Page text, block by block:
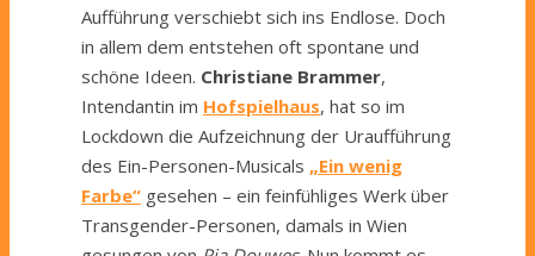
Aufführung verschiebt sich ins Endlose. Doch
in allem dem entstehen oft spontane und
schöne Ideen. Christiane Brammer,
Intendantin im Hofspielhaus, hat so im
Lockdown die Aufzeichnung der Uraufführung
des Ein-Personen-Musicals „Ein wenig
Farbe“ gesehen – ein feinfühliges Werk über
Transgender-Personen, damals in Wien